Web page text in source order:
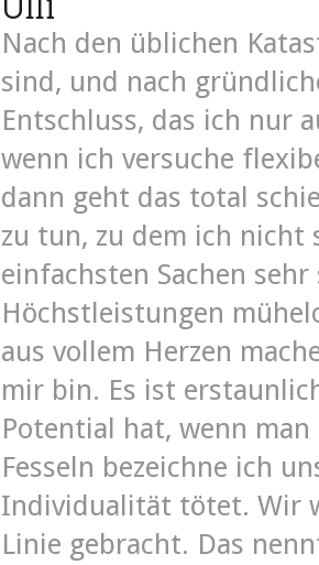
Nach den üblichen
sind, und nach
Entschluss, das ich nur
wenn ich versuche
dann geht das total
zu tun, zu dem ich nicht
einfachsten Sachen
Höchstleistungen
aus vollem Herzen
mir bin. Es ist
Potential hat, wenn
Fesseln bezeichne ich
Individualität tötet. Wir
Linie gebracht. Das